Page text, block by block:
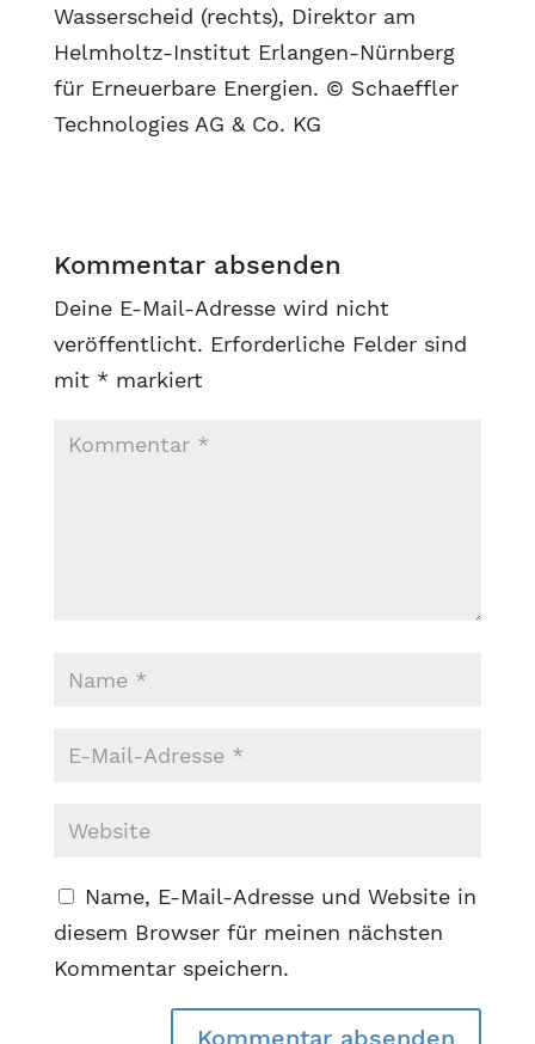
Wasserscheid (rechts), Direktor am
Helmholtz-Institut Erlangen-Nürnberg
für Erneuerbare Energien. © Schaeffler
Technologies AG & Co. KG
Kommentar absenden
Deine E-Mail-Adresse wird nicht
veröffentlicht. Erforderliche Felder sind
mit * markiert
Name, E-Mail-Adresse und Website in
diesem Browser für meinen nächsten
Kommentar speichern.